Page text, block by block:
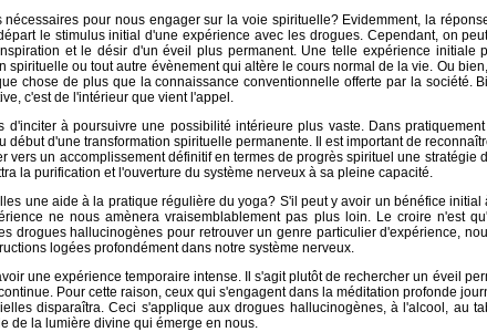
pour nous engager sur la voie spirituelle? Evidemment, la
le stimulus initial d'une expérience avec les drogues. Cependant, on
et le désir d'un éveil plus permanent. Une telle expérience initiale
ou tout autre évènement qui altère le cours normal de la vie. Ou
chose de plus que la connaissance conventionnelle offerte par la société.
c'est de l'intérieur que vient l'appel.
à poursuivre une possibilité intérieure plus vaste. Dans
d'une transformation spirituelle permanente. Il est important de
un accomplissement définitif en termes de progrès spirituel une stratégie
la purification et l'ouverture du système nerveux à sa pleine capacité.
une aide à la pratique régulière du yoga? S'il peut y avoir un bénéfice initial
ne nous amènera vraisemblablement pas plus loin. Le croire n'est
drogues hallucinogènes pour retrouver un genre particulier d'expérience,
logées profondément dans notre système nerveux.
une expérience temporaire intense. Il s'agit plutôt de rechercher un éveil
Pour cette raison, ceux qui s'engagent dans la méditation profonde
disparaîtra. Ceci s'applique aux drogues hallucinogènes, à l'alcool, au
de la lumière divine qui émerge en nous.